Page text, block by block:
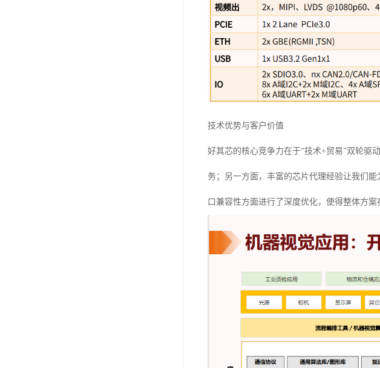
技术优势与客户价值
好其芯的核心竞争力在于“技术+贸易”双轮驱
务；另一方面，丰富的芯片代理经验让我们
口兼容性方面进行了深度优化，使得整体方